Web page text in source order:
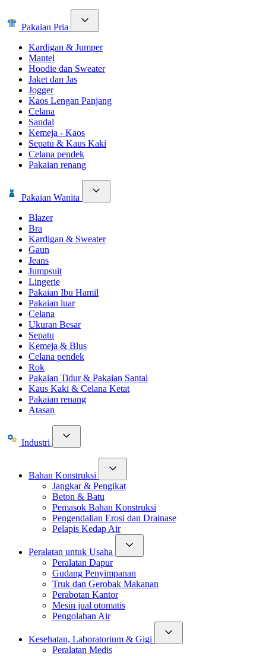
Pakaian Pria
Kardigan & Jumper
Mantel
Hoodie dan Sweater
Jaket dan Jas
Jogger
Kaos Lengan Panjang
Celana
Sandal
Kemeja - Kaos
Sepatu & Kaus Kaki
Celana pendek
Pakaian renang
Pakaian Wanita
Blazer
Bra
Kardigan & Sweater
Gaun
Jeans
Jumpsuit
Lingerie
Pakaian Ibu Hamil
Pakaian luar
Celana
Ukuran Besar
Sepatu
Kemeja & Blus
Celana pendek
Rok
Pakaian Tidur & Pakaian Santai
Kaus Kaki & Celana Ketat
Pakaian renang
Atasan
Industri
Bahan Konstruksi
Jangkar & Pengikat
Beton & Batu
Pemasok Bahan Konstruksi
Pengendalian Erosi dan Drainase
Pelapis Kedap Air
Peralatan untuk Usaha
Peralatan Dapur
Gudang Penyimpanan
Truk dan Gerobak Makanan
Perabotan Kantor
Mesin jual otomatis
Pengolahan Air
Kesehatan, Laboratorium & Gigi
Peralatan Medis